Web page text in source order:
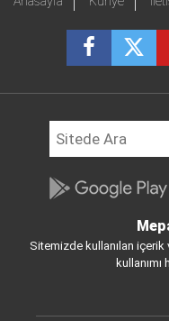
Sitemizde kullanılan içerik
kullanımı